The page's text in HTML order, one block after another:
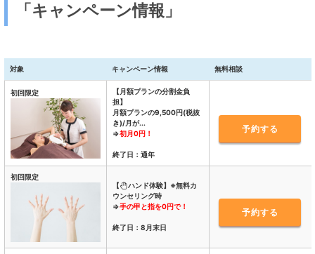
「キャンペーン情報」
対象 キャンペーン情報 無料相談
初回限定
【月額プランの分割金負
担】
月額プランの9,500円(税抜
き)/月が...
⇒初月0円！
終了日：通年
予約する
初回限定
【
ハンド体験】※無料カ
ウンセリング時
⇒手の甲と指を0円で！
終了日：8月末日
予約する